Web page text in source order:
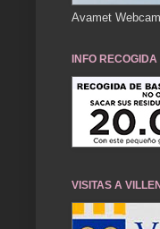
Avamet
INFO
VISITAS A